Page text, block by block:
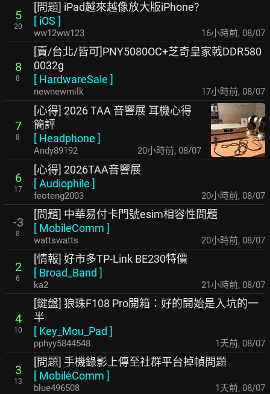
5
20
[問題] iPad越來越像放大版iPhone?
[ iOS ]
ww12ww123 16小時前, 08/07
8
8
[賣/台北/皆可]PNY5080OC+芝奇皇家戟DDR580
0032g
[ HardwareSale ]
newnewmilk 17小時前, 08/07
7
8
[心得] 2026 TAA 音響展 耳機心得
簡評
[ Headphone ]
Andy89192 20小時前, 08/07
6
17
[心得] 2026TAA音響展
[Audiophile ]
feoteng2003 20小時前, 08/07
-3
8
[問題] 中華易付卡門號esim相容性問題
[ MobileComm ]
wattswatts 20小時前, 08/07
2
6
[情報] 好市多TP-Link BE230特價
[ Broad_Band ]
ka2 21小時前, 08/07
4
10
[鍵盤] 狼珠F108 Pro開箱：好的開始是入坑的一
半
[ Key_Mou_Pad ]
pphyy5844548 1天前, 08/07
3
13
[問題] 手機錄影上傳至社群平台掉幀問題
[ MobileComm ]
blue496508 1天前, 08/07